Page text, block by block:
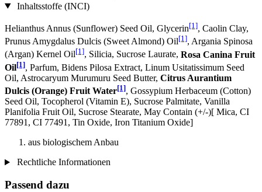
Inhaltsstoffe (INCI)
Helianthus Annus (Sunflower) Seed Oil, Glycerin[1], Caolin Clay,
Prunus Amygdalus Dulcis (Sweet Almond) Oil[1], Argania Spinosa
(Argan) Kernel Oil[1], Silicia, Sucrose Laurate, Rosa Canina Fruit
Oil[1], Parfum, Bidens Pilosa Extract, Linum Usitatissimum Seed
Oil, Astrocaryum Murumuru Seed Butter, Citrus Aurantium
Dulcis (Orange) Fruit Water[1], Gossypium Herbaceum (Cotton)
Seed Oil, Tocopherol (Vitamin E), Sucrose Palmitate, Vanilla
Planifolia Fruit Oil, Sucrose Stearate, May Contain (+/-)[ Mica, CI
77891, CI 77491, Tin Oxide, Iron Titanium Oxide]
aus biologischem Anbau
Rechtliche Informationen
Passend dazu